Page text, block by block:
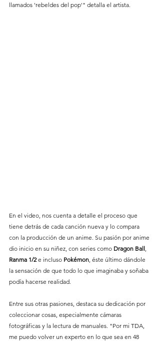
llamados 'rebeldes del pop'" detalla el artista.
En el video, nos cuenta a detalle el proceso que
tiene detrás de cada canción nueva y lo compara
con la producción de un anime. Su pasión por anime
dio inicio en su niñez, con series como Dragon Ball
Ranma 1/2 e incluso Pokémon , éste último dándole
la sensación de que todo lo que imaginaba y soñaba
podía hacerse realidad.
Entre sus otras pasiones, destaca su dedicación por
coleccionar cosas, especialmente cámaras
fotográficas y la lectura de manuales. "Por mi TDA,
me puedo volver un experto en lo que sea en 48